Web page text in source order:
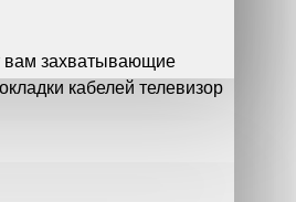
вам захватывающие
кабелей телевизор